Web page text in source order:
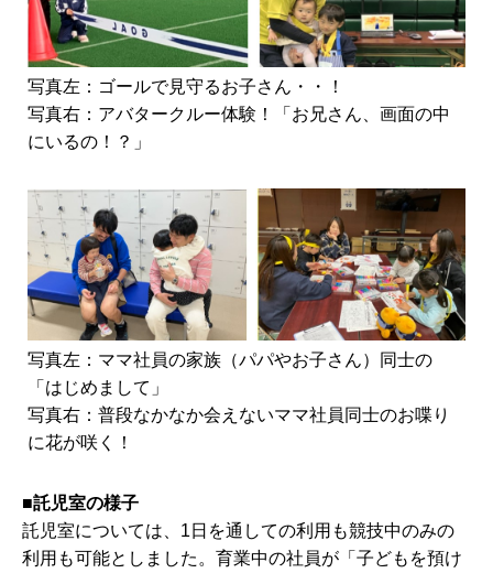
写真左：ゴールで見守るお子さん・・！
写真右：アバタークルー体験！「お兄さん、画面の中
にいるの！？」
写真左：ママ社員の家族（パパやお子さん）同士の
「はじめまして」
写真右：普段なかなか会えないママ社員同士のお喋り
に花が咲く！
■託児室の様子
託児室については、1日を通しての利用も競技中のみの
利用も可能としました。育業中の社員が「子どもを預け